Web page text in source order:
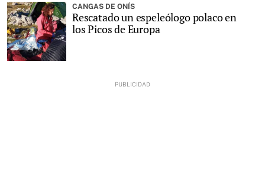
CANGAS DE ONÍS
Rescatado un espeleólogo polaco en
los Picos de Europa